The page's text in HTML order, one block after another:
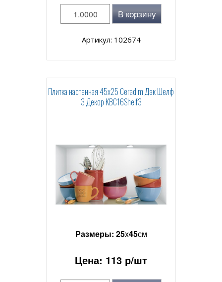
В корзину
Артикул: 102674
Плитка настенная 45x25 Ceradim Дэк Шелф
3 Декор КВС16Shelf3
Размеры: 25x45см
Цена: 113 р/шт